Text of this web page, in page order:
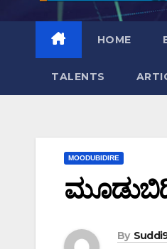
HOME
TALENTS
MOODUBIDIRE
By